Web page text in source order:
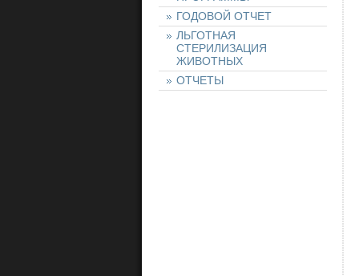
ГОДОВОЙ ОТЧЕТ
ЛЬГОТНАЯ
СТЕРИЛИЗАЦИЯ
ЖИВОТНЫХ
ОТЧЕТЫ